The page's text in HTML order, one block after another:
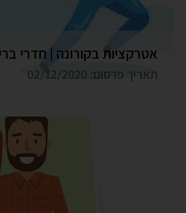
תאריך פרסום: 02/12/2020